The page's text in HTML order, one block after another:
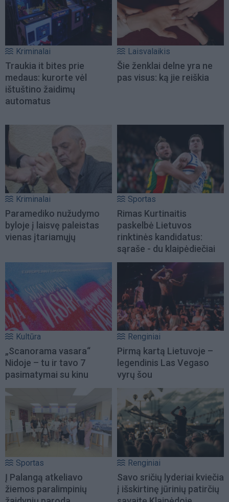
Kriminalai
Traukia it bites prie
medaus: kurorte vėl
ištuštino žaidimų
automatus
Laisvalaikis
Šie ženklai delne yra ne
pas visus: ką jie reiškia
Kriminalai
Paramediko nužudymo
byloje į laisvę paleistas
vienas įtariamųjų
Sportas
Rimas Kurtinaitis
paskelbė Lietuvos
rinktinės kandidatus:
sąraše - du klaipėdiečiai
Kultūra
„Scanorama vasara“
Nidoje – tu ir tavo 7
pasimatymai su kinu
Renginiai
Pirmą kartą Lietuvoje –
legendinis Las Vegaso
vyrų šou
Sportas
Į Palangą atkeliavo
žiemos paralimpinių
Renginiai
Savo sričių lyderiai kviečia
į išskirtinę jūrinių patirčių